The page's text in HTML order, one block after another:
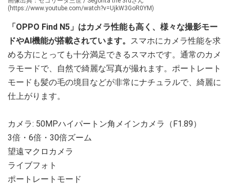
(https://www.youtube.com/watch?v=UjkW3GoR0YM)
「OPPO Find N5」はカメラ性能も高く、様々な撮影モー
ドやAI機能が搭載されています。 スマホにカメラ性能を求
める方にとっても十分満足できるスマホです。通常のカメ
ラモードで、自然で綺麗な写真が撮れます。ポートレート
モードも髪の毛の境目などが非常にナチュラルで、綺麗に
仕上がります。
カメラ: 50MPハイパートン角メインカメラ（F1.89）
3倍・6倍・30倍ズーム
望遠マクロカメラ
ライブフォト
ポートレートモード